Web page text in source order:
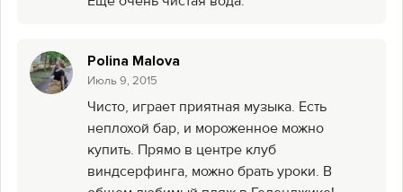
Polina Malova
Июль 9, 2015
Чисто, играет приятная музыка. Есть
неплохой бар, и мороженное можно
купить. Прямо в центре клуб
виндсерфинга, можно брать уроки. В